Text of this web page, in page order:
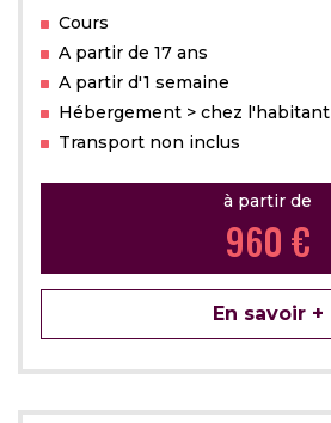
Cours
A partir de 17 ans
A partir d'1 semaine
Hébergement > chez l'habitant
Transport non inclus
à partir de
960 €
En savoir +